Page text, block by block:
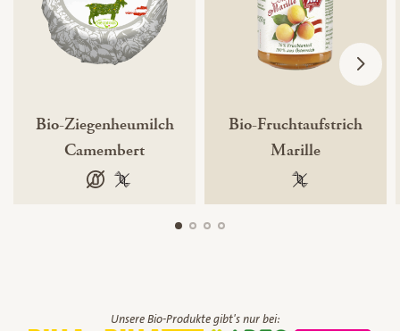
Bio-Ziegenheumilch
Camembert
laktosefrei100 % gentechnikfrei
Bio-Fruchtaufstrich
Marille
100 %
Unsere Bio-Produkte gibt's nur bei: